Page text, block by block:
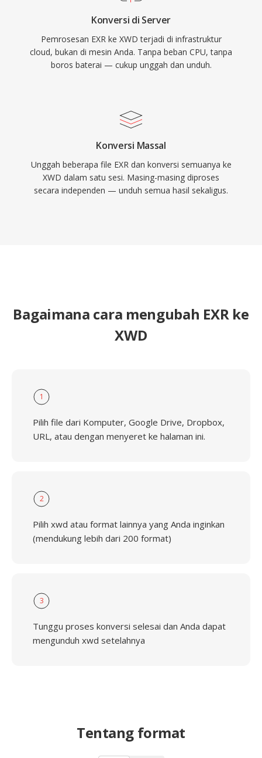
Konversi di Server
Pemrosesan EXR ke XWD terjadi di infrastruktur
cloud, bukan di mesin Anda. Tanpa beban CPU, tanpa
boros baterai — cukup unggah dan unduh.
Konversi Massal
Unggah beberapa file EXR dan konversi semuanya ke
XWD dalam satu sesi. Masing-masing diproses
secara independen — unduh semua hasil sekaligus.
Bagaimana cara mengubah EXR ke
XWD
1
Pilih file dari Komputer, Google Drive, Dropbox,
URL, atau dengan menyeret ke halaman ini.
2
Pilih xwd atau format lainnya yang Anda inginkan
(mendukung lebih dari 200 format)
3
Tunggu proses konversi selesai dan Anda dapat
mengunduh xwd setelahnya
Tentang format